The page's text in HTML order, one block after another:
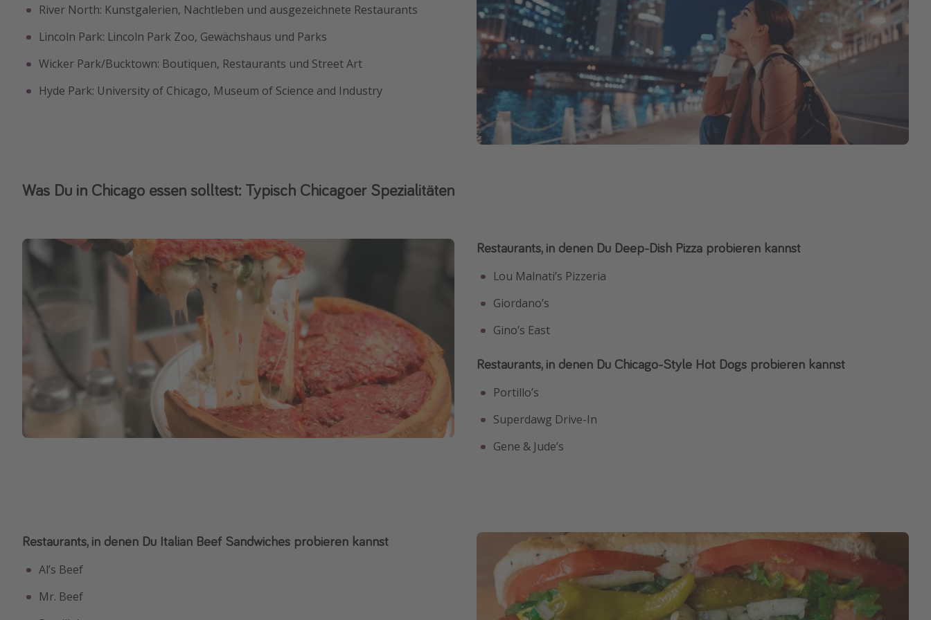
River North: Kunstgalerien, Nachtleben und ausgezeichnete Restaurants
Lincoln Park: Lincoln Park Zoo, Gewächshaus und Parks
Wicker Park/Bucktown: Boutiquen, Restaurants und Street Art
Hyde Park: University of Chicago, Museum of Science and Industry
Was Du in Chicago essen solltest: Typisch Chicagoer Spezialitäten
Restaurants, in denen Du Deep-Dish Pizza probieren kannst
Lou Malnati’s Pizzeria
Giordano’s
Gino’s East
Restaurants, in denen Du Chicago-Style Hot Dogs probieren kannst
Portillo’s
Superdawg Drive-In
Gene & Jude’s
Restaurants, in denen Du Italian Beef Sandwiches probieren kannst
Al’s Beef
Mr. Beef